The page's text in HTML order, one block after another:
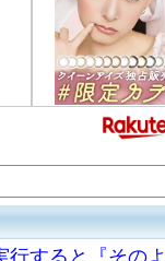
行すると『その